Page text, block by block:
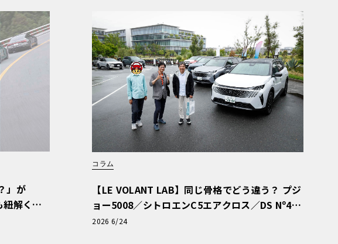
」が
解く
コラム
【LE VOLANT LAB】同じ骨格でどう違う？ プジ
ョー5008／シトロエンC5エアクロス／DS Nº4
読者一気乗りレポート
2026 6/24